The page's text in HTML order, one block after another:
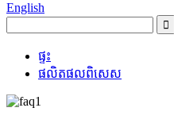
English
ផ្ទះ
ផលិតផល​ពិសេស